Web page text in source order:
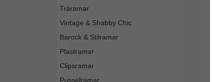
Träramar
Vintage & Shabby Chic
Barock & Stilramar
Plastramar
Clipsramar
Pusselramar